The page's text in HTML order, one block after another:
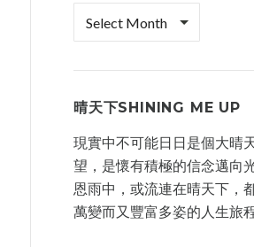
晴天下SHINING ME UP
現實中不可能日日是個大晴
望，是懷有積極的信念邁向
恩雨中，或流連在晴天下，
萬變而又豐富多姿的人生旅